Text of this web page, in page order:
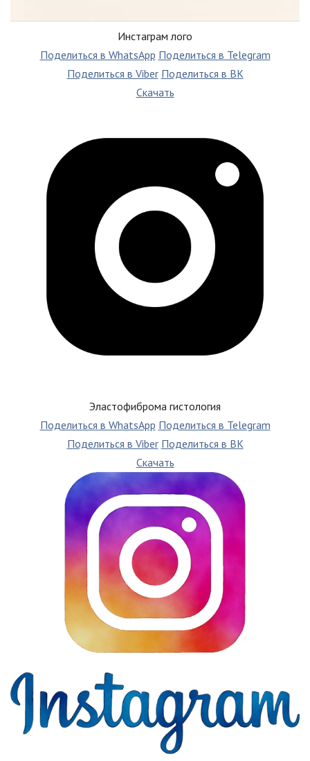
Инстаграм лого
Поделиться в WhatsApp Поделиться в Telegram
Поделиться в Viber Поделиться в ВК
Скачать
Эластофиброма гистология
Поделиться в WhatsApp Поделиться в Telegram
Поделиться в Viber Поделиться в ВК
Скачать